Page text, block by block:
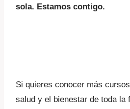
sola. Estamos contigo.
Si quieres conocer más
salud y el bienestar de toda la